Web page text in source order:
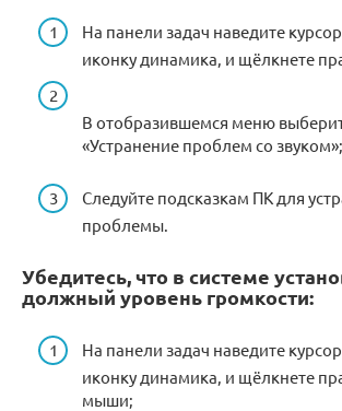
На панели задач наведите
иконку динамика, и щёлкнете
В отобразившемся меню
«Устранение проблем со звуком»;
Следуйте подсказкам ПК для
проблемы.
Убедитесь, что в системе
должный уровень громкости:
На панели задач наведите
иконку динамика, и щёлкнете
мыши;